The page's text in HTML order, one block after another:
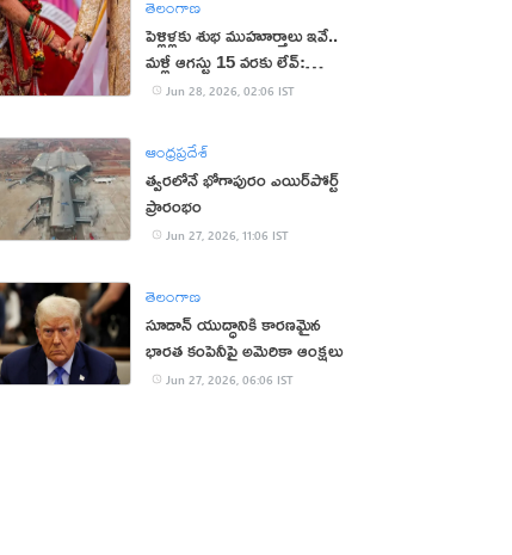
తెలంగాణ
పెళ్లిళ్లకు శుభ ముహూర్తాలు ఇవే..
మళ్లీ ఆగస్టు 15 వరకు లేవ్:
పండితులు
Jun 28, 2026, 02:06 IST
ఆంధ్రప్రదేశ్
త్వరలోనే భోగాపురం ఎయిర్‌పోర్ట్
ప్రారంభం
Jun 27, 2026, 11:06 IST
తెలంగాణ
సూడాన్ యుద్ధానికి కారణమైన
భారత కంపెనీపై అమెరికా ఆంక్షలు
Jun 27, 2026, 06:06 IST